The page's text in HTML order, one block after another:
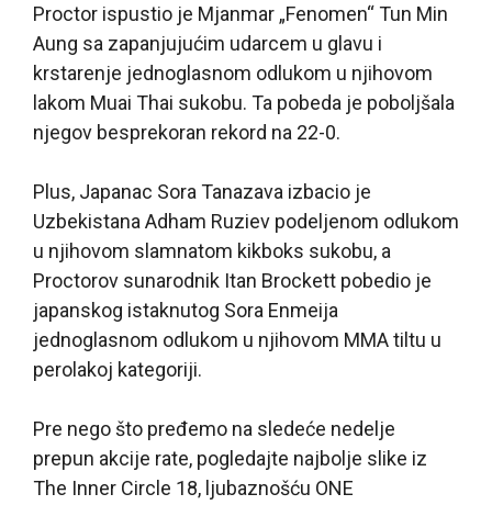
Proctor ispustio je Mjanmar „Fenomen“ Tun Min
Aung sa zapanjujućim udarcem u glavu i
krstarenje jednoglasnom odlukom u njihovom
lakom Muai Thai sukobu. Ta pobeda je poboljšala
njegov besprekoran rekord na 22-0.
Plus, Japanac Sora Tanazava izbacio je
Uzbekistana Adham Ruziev podeljenom odlukom
u njihovom slamnatom kikboks sukobu, a
Proctorov sunarodnik Itan Brockett pobedio je
japanskog istaknutog Sora Enmeija
jednoglasnom odlukom u njihovom MMA tiltu u
perolakoj kategoriji.
Pre nego što pređemo na sledeće nedelje
prepun akcije rate, pogledajte najbolje slike iz
The Inner Circle 18, ljubaznošću ONE